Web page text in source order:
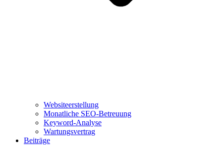
Websiteerstellung
Monatliche SEO-Betreuung
Keyword-Analyse
Wartungsvertrag
Beiträge